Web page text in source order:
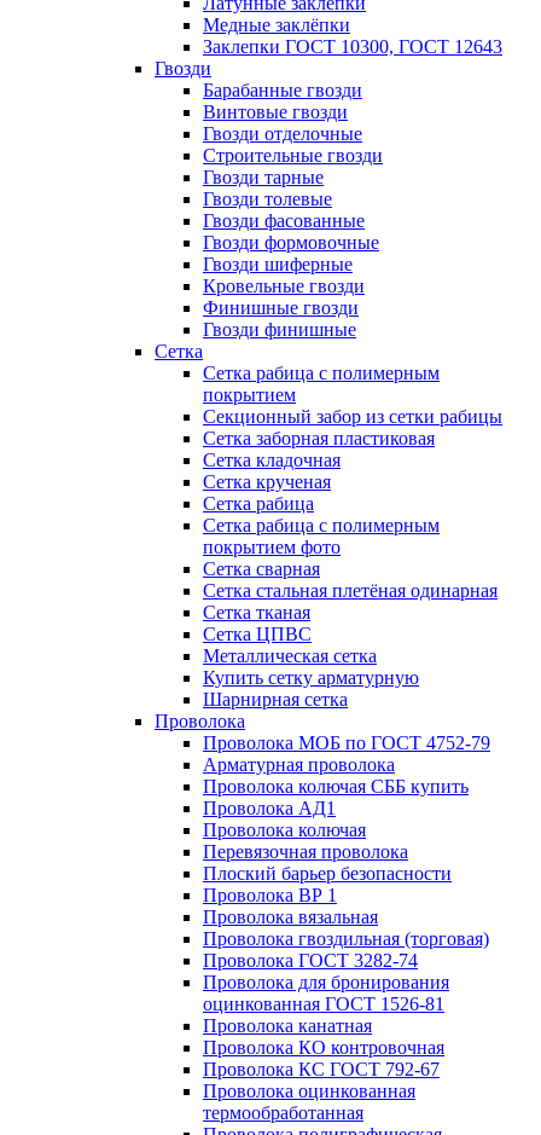
Медные заклёпки
Заклепки ГОСТ 10300, ГОСТ 12643
Гвозди
Барабанные гвозди
Винтовые гвозди
Гвозди отделочные
Строительные гвозди
Гвозди тарные
Гвозди толевые
Гвозди фасованные
Гвозди формовочные
Гвозди шиферные
Кровельные гвозди
Финишные гвозди
Гвозди финишные
Сетка
Сетка рабица с полимерным
покрытием
Секционный забор из сетки рабицы
Сетка заборная пластиковая
Сетка кладочная
Сетка крученая
Сетка рабица
Сетка рабица с полимерным
покрытием фото
Сетка сварная
Сетка стальная плетёная одинарная
Сетка тканая
Сетка ЦПВС
Металлическая сетка
Купить сетку арматурную
Шарнирная сетка
Проволока
Проволока МОБ по ГОСТ 4752-79
Арматурная проволока
Проволока колючая СББ купить
Проволока АД1
Проволока колючая
Перевязочная проволока
Плоский барьер безопасности
Проволока ВР 1
Проволока вязальная
Проволока гвоздильная (торговая)
Проволока ГОСТ 3282-74
Проволока для бронирования
оцинкованная ГОСТ 1526-81
Проволока канатная
Проволока КО контровочная
Проволока КС ГОСТ 792-67
Проволока оцинкованная
термообработанная